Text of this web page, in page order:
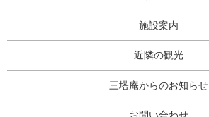
施設案内
近隣の観光
三塔庵からのお知らせ